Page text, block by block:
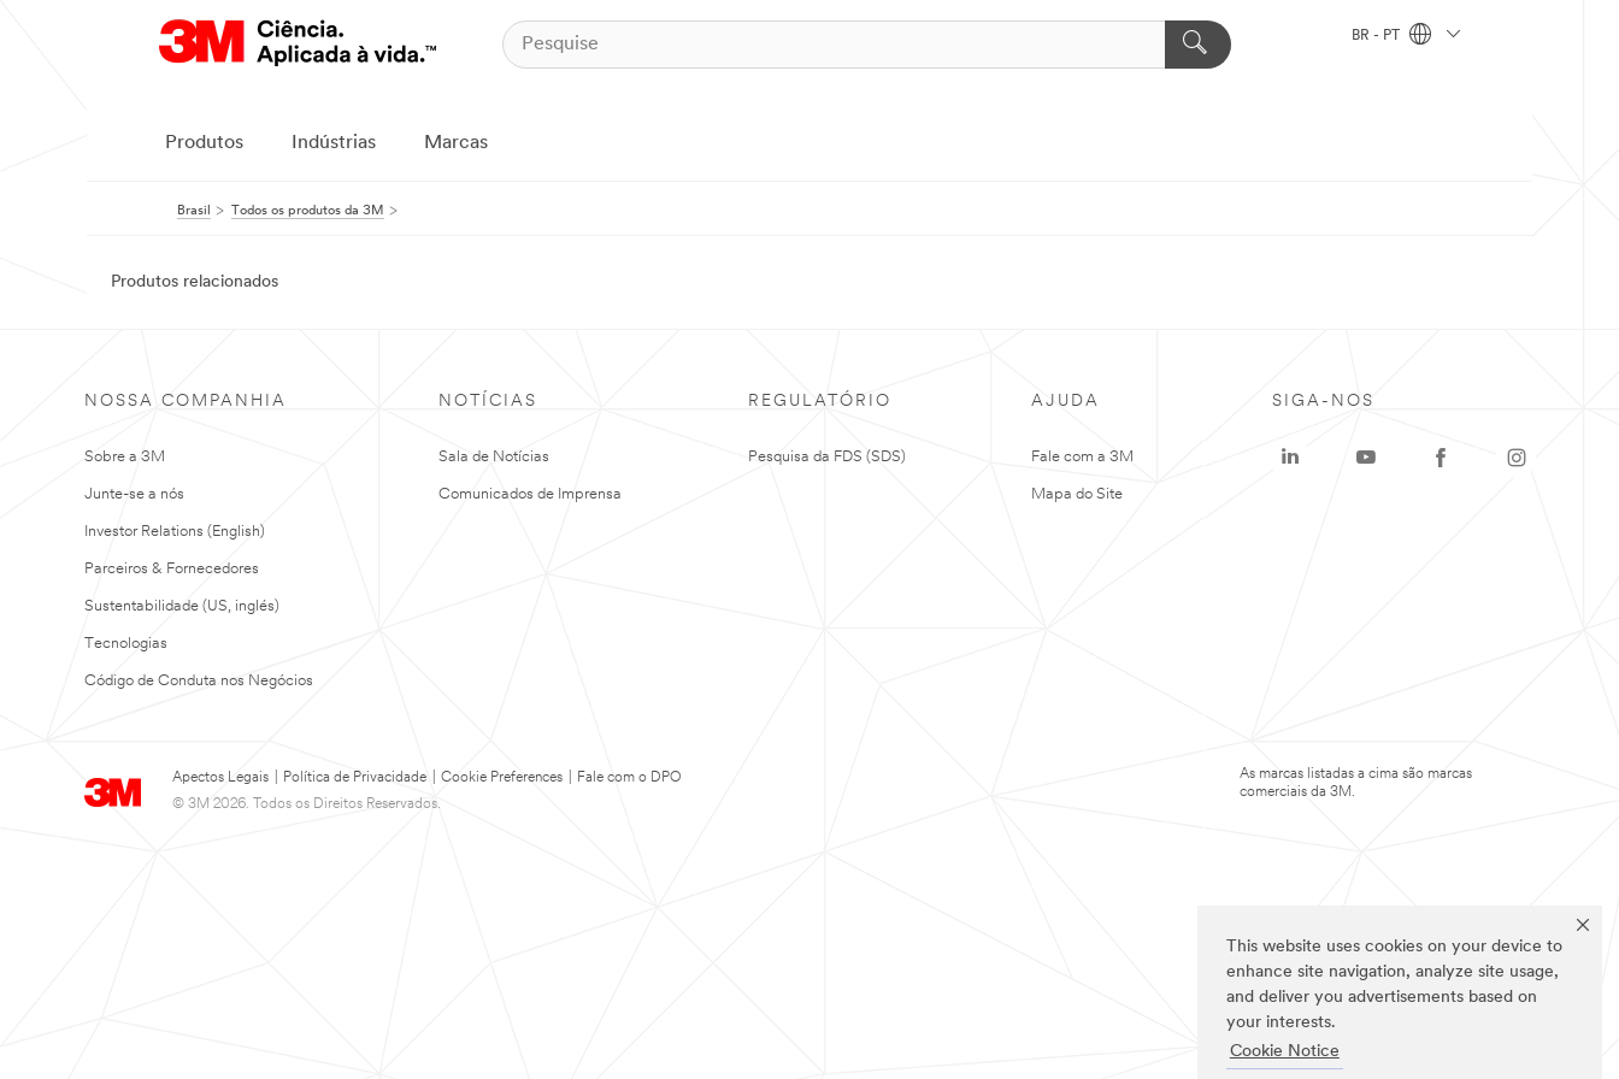
This website uses cookies on your device to
enhance site navigation, analyze site usage,
and deliver you advertisements based on
your interests.
Cookie Notice
BR - PT
Produtos Indústrias Marcas
Brasil Todos os produtos da 3M
Produtos relacionados
NOSSA COMPANHIA
Sobre a 3M
Junte-se a nós
Investor Relations (English)
Parceiros & Fornecedores
Sustentabilidade (US, inglés)
Tecnologias
Código de Conduta nos Negócios
NOTÍCIAS
Sala de Notícias
Comunicados de Imprensa
REGULATÓRIO
Pesquisa da FDS (SDS)
AJUDA
Fale com a 3M
Mapa do Site
Apectos Legais Política de Privacidade Cookie Preferences
Fale com o DPO
© 3M 2026. Todos os Direitos Reservados.
SIGA-NOS
As marcas listadas a cima são marcas
comerciais da 3M.